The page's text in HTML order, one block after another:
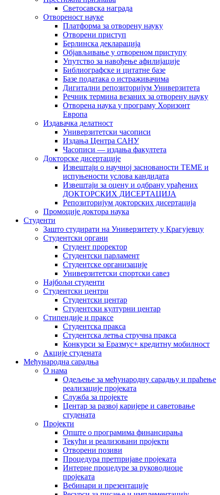
Светосавска награда
Отвореност науке
Платформа за отворену науку
Отворени приступ
Берлинска декларација
Објављивање у отвореном приступу
Упутство за навођење афилијације
Библиографске и цитатне базе
Базе података о истраживачима
Дигитални репозиторијум Универзитета
Рeчник термина везаних за отворену науку
Отворена наука у програму Хоризонт
Европа
Издавачка делатност
Универзитетски часописи
Издања Центра САНУ
Часописи — издања факултета
Докторске дисертације
Извештаји о научној заснованости ТЕМЕ и
испуњености услова кандидата
Извештаји за оцену и одбрану урађених
ДОКТОРСКИХ ДИСЕРТАЦИЈА
Репозиторијум докторских дисертација
Промоције доктора наука
Студенти
Зашто студирати на Универзитету у Крагујевцу
Студентски органи
Студент проректор
Студентски парламент
Студентске организације
Универзитетски спортски савез
Најбољи студенти
Студентски центри
Студентски центар
Студентски културни центар
Стипендије и праксе
Студентска пракса
Студентска летња стручна пракса
Конкурси за Еразмус+ кредитну мобилност
Акције студената
Међународна сарадња
О нама
Одељење за међународну сарадњу и праћење
реализације пројеката
Служба за пројекте
Центар за развој каријере и саветовање
студената
Пројекти
Опште о програмима финансирања
Текући и реализовани пројекти
Отворени позиви
Процедура претпријаве пројеката
Интерне процедуре за руководиоце
пројеката
Вебинари и презентације